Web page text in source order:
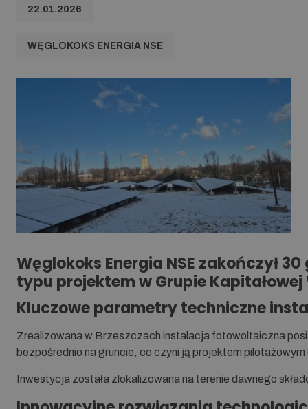
22.01.2026
WĘGLOKOKS ENERGIA NSE
Węglokoks Energia NSE zakończył
typu projektem w Grupie Kapitałowej
Kluczowe parametry techniczne
Zrealizowana w Brzeszczach instalacja fotowoltaiczna
bezpośrednio na gruncie, co czyni ją projektem
Inwestycja została zlokalizowana na terenie dawnego